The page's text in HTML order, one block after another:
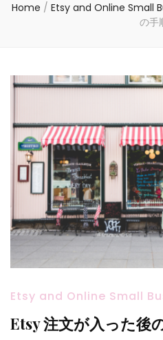
Home / Etsy and Online Small
の手
Etsy and Online Small
Etsy 注文が入った後